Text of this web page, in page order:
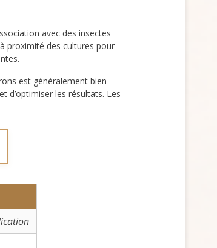
avec des insectes
proximité des cultures pour
est généralement bien
d’optimiser les résultats. Les